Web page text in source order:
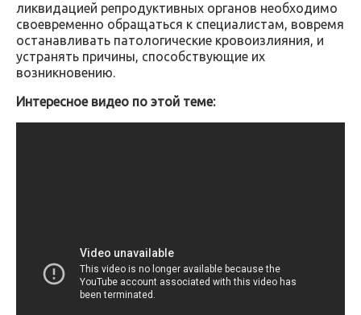
ликвидацией репродуктивных органов необходимо
своевременно обращаться к специалистам, вовремя
останавливать патологические кровоизлияния, и
устранять причины, способствующие их
возникновению.
Интересное видео по этой теме: